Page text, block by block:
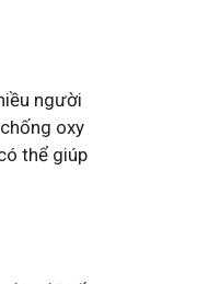
người
oxy
thể giúp